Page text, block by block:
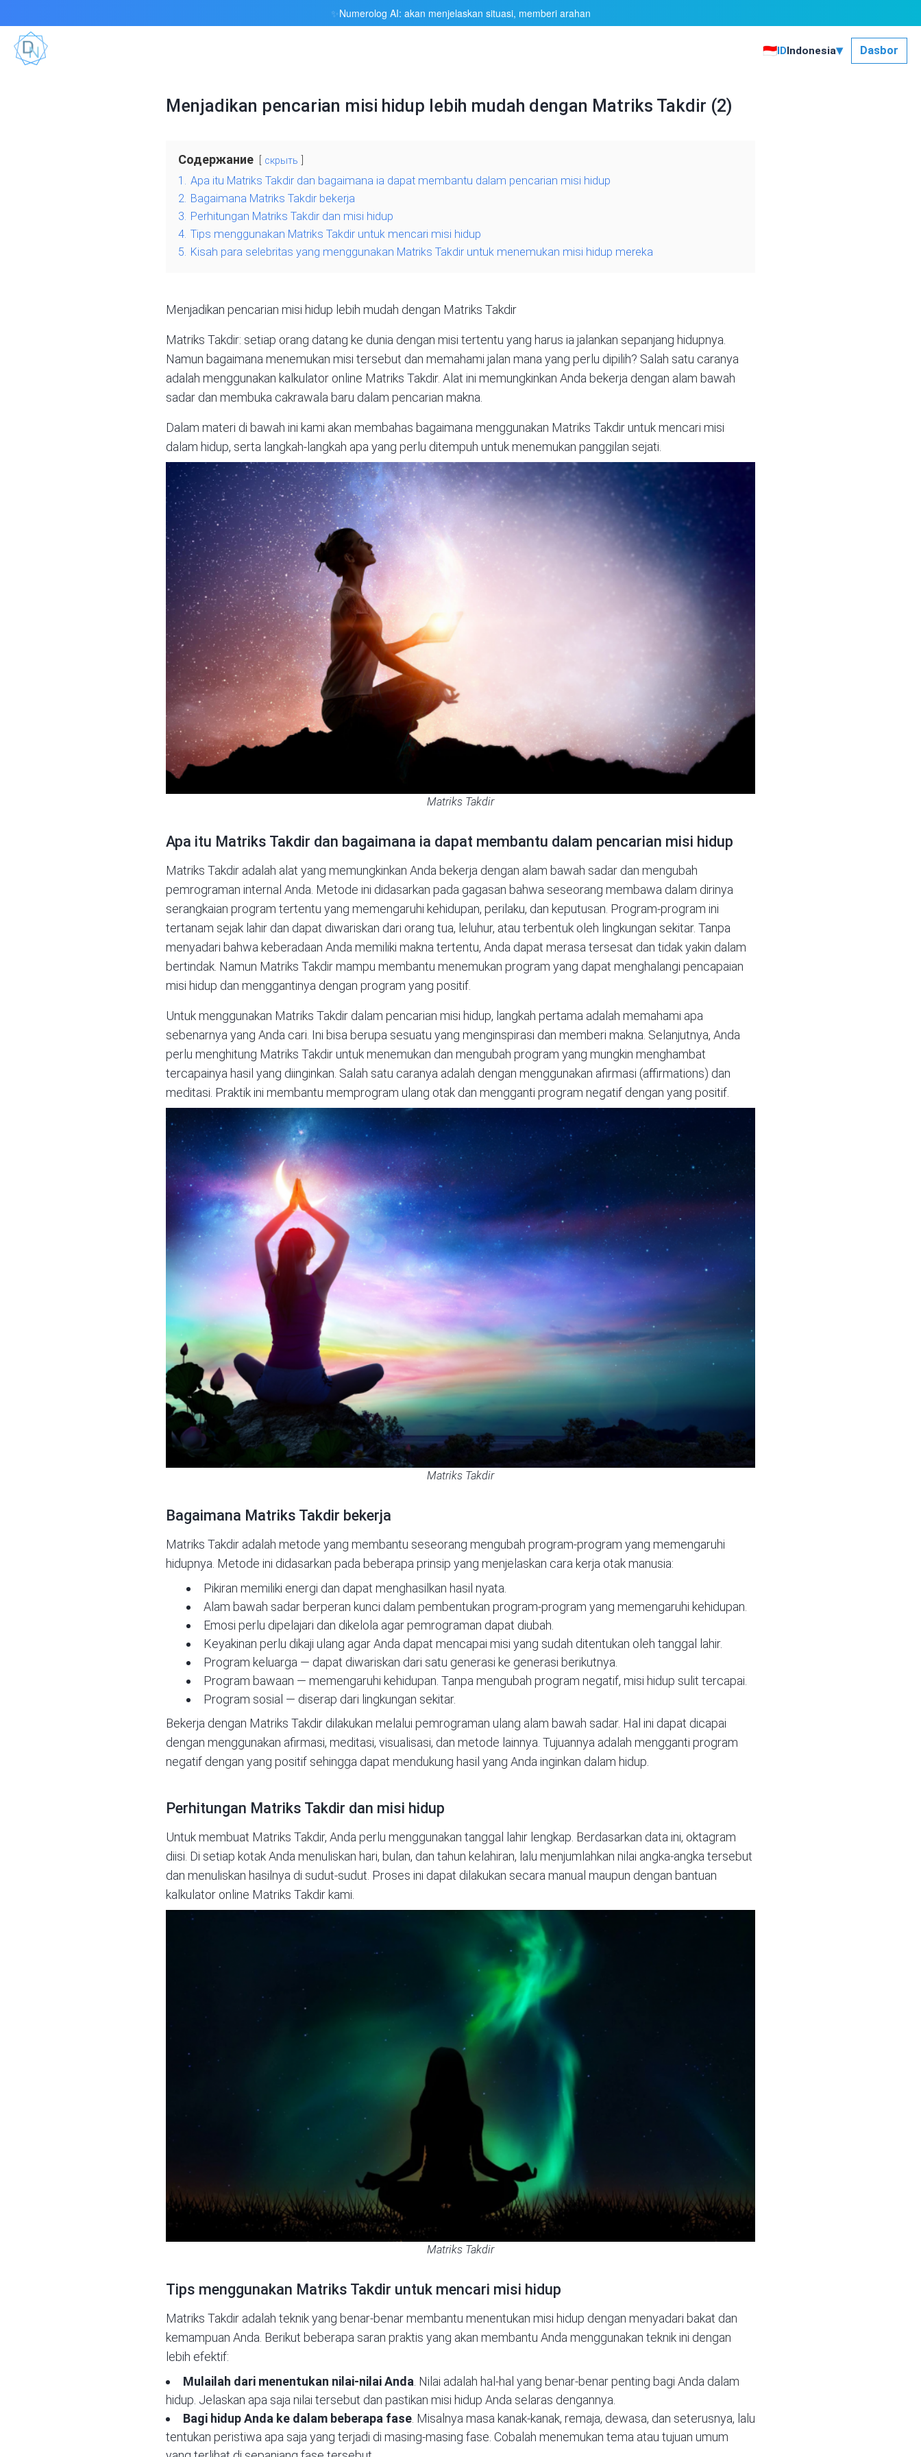
🇮🇩IDIndonesia▾ Dasbor
Menjadikan pencarian misi hidup lebih mudah dengan Matriks Takdir (2)
Содержание скрыть
1. Apa itu Matriks Takdir dan bagaimana ia dapat membantu dalam pencarian misi hidup
2. Bagaimana Matriks Takdir bekerja
3. Perhitungan Matriks Takdir dan misi hidup
4. Tips menggunakan Matriks Takdir untuk mencari misi hidup
5. Kisah para selebritas yang menggunakan Matriks Takdir untuk menemukan misi hidup mereka
Menjadikan pencarian misi hidup lebih mudah dengan Matriks Takdir
Matriks Takdir: setiap orang datang ke dunia dengan misi tertentu yang harus ia jalankan sepanjang hidupnya.
Namun bagaimana menemukan misi tersebut dan memahami jalan mana yang perlu dipilih? Salah satu caranya
adalah menggunakan kalkulator online Matriks Takdir. Alat ini memungkinkan Anda bekerja dengan alam bawah
sadar dan membuka cakrawala baru dalam pencarian makna.
Dalam materi di bawah ini kami akan membahas bagaimana menggunakan Matriks Takdir untuk mencari misi
dalam hidup, serta langkah-langkah apa yang perlu ditempuh untuk menemukan panggilan sejati.
Matriks Takdir
Apa itu Matriks Takdir dan bagaimana ia dapat membantu dalam pencarian misi hidup
Matriks Takdir adalah alat yang memungkinkan Anda bekerja dengan alam bawah sadar dan mengubah
pemrograman internal Anda. Metode ini didasarkan pada gagasan bahwa seseorang membawa dalam dirinya
serangkaian program tertentu yang memengaruhi kehidupan, perilaku, dan keputusan. Program-program ini
tertanam sejak lahir dan dapat diwariskan dari orang tua, leluhur, atau terbentuk oleh lingkungan sekitar. Tanpa
menyadari bahwa keberadaan Anda memiliki makna tertentu, Anda dapat merasa tersesat dan tidak yakin dalam
bertindak. Namun Matriks Takdir mampu membantu menemukan program yang dapat menghalangi pencapaian
misi hidup dan menggantinya dengan program yang positif.
Untuk menggunakan Matriks Takdir dalam pencarian misi hidup, langkah pertama adalah memahami apa
sebenarnya yang Anda cari. Ini bisa berupa sesuatu yang menginspirasi dan memberi makna. Selanjutnya, Anda
perlu menghitung Matriks Takdir untuk menemukan dan mengubah program yang mungkin menghambat
tercapainya hasil yang diinginkan. Salah satu caranya adalah dengan menggunakan afirmasi (affirmations) dan
meditasi. Praktik ini membantu memprogram ulang otak dan mengganti program negatif dengan yang positif.
Matriks Takdir
Bagaimana Matriks Takdir bekerja
Matriks Takdir adalah metode yang membantu seseorang mengubah program-program yang memengaruhi
hidupnya. Metode ini didasarkan pada beberapa prinsip yang menjelaskan cara kerja otak manusia:
Pikiran memiliki energi dan dapat menghasilkan hasil nyata.
Alam bawah sadar berperan kunci dalam pembentukan program-program yang memengaruhi kehidupan.
Emosi perlu dipelajari dan dikelola agar pemrograman dapat diubah.
Keyakinan perlu dikaji ulang agar Anda dapat mencapai misi yang sudah ditentukan oleh tanggal lahir.
Program keluarga — dapat diwariskan dari satu generasi ke generasi berikutnya.
Program bawaan — memengaruhi kehidupan. Tanpa mengubah program negatif, misi hidup sulit tercapai.
Program sosial — diserap dari lingkungan sekitar.
Bekerja dengan Matriks Takdir dilakukan melalui pemrograman ulang alam bawah sadar. Hal ini dapat dicapai
dengan menggunakan afirmasi, meditasi, visualisasi, dan metode lainnya. Tujuannya adalah mengganti program
negatif dengan yang positif sehingga dapat mendukung hasil yang Anda inginkan dalam hidup.
Perhitungan Matriks Takdir dan misi hidup
Untuk membuat Matriks Takdir, Anda perlu menggunakan tanggal lahir lengkap. Berdasarkan data ini, oktagram
diisi. Di setiap kotak Anda menuliskan hari, bulan, dan tahun kelahiran, lalu menjumlahkan nilai angka-angka tersebut
dan menuliskan hasilnya di sudut-sudut. Proses ini dapat dilakukan secara manual maupun dengan bantuan
kalkulator online Matriks Takdir kami.
Matriks Takdir
Tips menggunakan Matriks Takdir untuk mencari misi hidup
Matriks Takdir adalah teknik yang benar-benar membantu menentukan misi hidup dengan menyadari bakat dan
kemampuan Anda. Berikut beberapa saran praktis yang akan membantu Anda menggunakan teknik ini dengan
lebih efektif:
Mulailah dari menentukan nilai-nilai Anda . Nilai adalah hal-hal yang benar-benar penting bagi Anda dalam
hidup. Jelaskan apa saja nilai tersebut dan pastikan misi hidup Anda selaras dengannya.
Bagi hidup Anda ke dalam beberapa fase . Misalnya masa kanak-kanak, remaja, dewasa, dan seterusnya, lalu
tentukan peristiwa apa saja yang terjadi di masing-masing fase. Cobalah menemukan tema atau tujuan umum
✨Numerolog AI: akan menjelaskan situasi, memberi arahan